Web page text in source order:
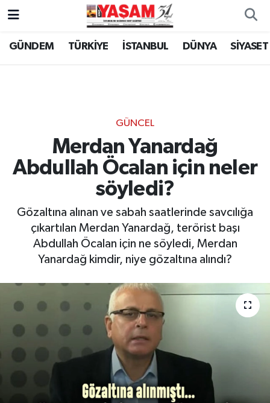
GÜNDEM TÜRKİYE İSTANBUL DÜNYA SİYASET
GÜNCEL
Merdan Yanardağ
Abdullah Öcalan için neler
söyledi?
Gözaltına alınan ve sabah saatlerinde savcılığa
çıkartılan Merdan Yanardağ, terörist başı
Abdullah Öcalan için ne söyledi, Merdan
Yanardağ kimdir, niye gözaltına alındı?